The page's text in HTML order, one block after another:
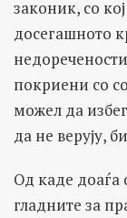
законик, со
досегашното
покриени со
можел да
да не верују,
Од каде доаѓа
гладните за